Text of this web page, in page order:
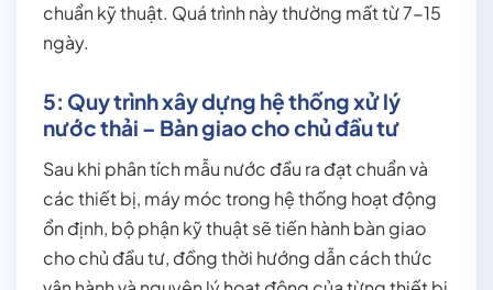
chuẩn kỹ thuật. Quá trình này thường mất từ 7-15
ngày.
5: Quy trình xây dựng hệ thống xử lý
nước thải – Bàn giao cho chủ đầu tư
Sau khi phân tích mẫu nước đầu ra đạt chuẩn và
các thiết bị, máy móc trong hệ thống hoạt động
ổn định, bộ phận kỹ thuật sẽ tiến hành bàn giao
cho chủ đầu tư, đồng thời hướng dẫn cách thức